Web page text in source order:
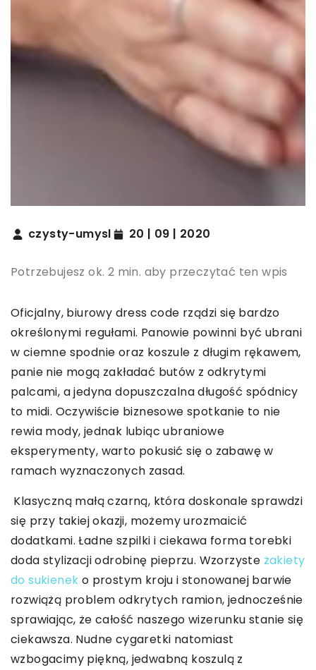
czysty-umysl 20 | 09 | 2020
Potrzebujesz ok. 2 min. aby przeczytać ten wpis
Oficjalny, biurowy dress code rządzi się bardzo
określonymi regułami. Panowie powinni być ubrani
w ciemne spodnie oraz koszule z długim rękawem,
panie nie mogą zakładać butów z odkrytymi
palcami, a jedyna dopuszczalna długość spódnicy
to midi. Oczywiście biznesowe spotkanie to nie
rewia mody, jednak lubiąc ubraniowe
eksperymenty, warto pokusić się o zabawę w
ramach wyznaczonych zasad.
Klasyczną małą czarną, która doskonale sprawdzi
się przy takiej okazji, możemy urozmaicić
dodatkami. Ładne szpilki i ciekawa forma torebki
doda stylizacji odrobinę pieprzu. Wzorzyste żakiety
do sukienek o prostym kroju i stonowanej barwie
rozwiążą problem odkrytych ramion, jednocześnie
sprawiając, że całość naszego wizerunku stanie się
ciekawsza. Nudne cygaretki natomiast
wzbogacimy piękną, jedwabną koszulą z